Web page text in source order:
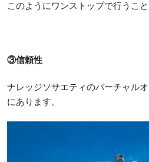
このようにワンストップで行うこと
③信頼性
ナレッジソサエティのバーチャル
にあります。